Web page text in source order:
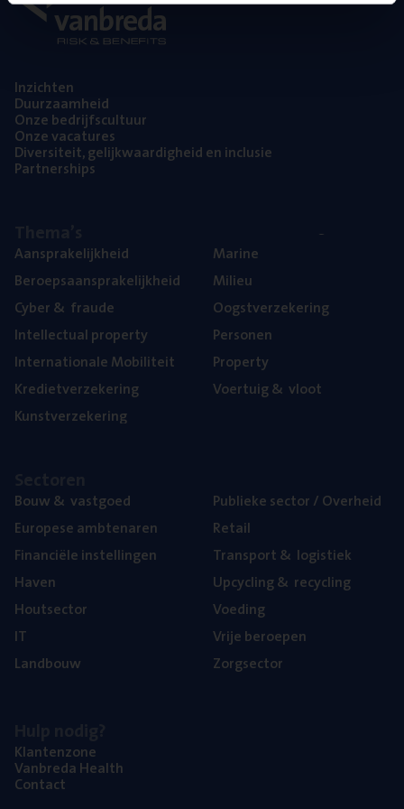
Inzich­ten
Duur­zaam­heid
Onze bedrijfs­cul­tuur
Onze vaca­tu­res
Diver­si­teit, gelijk­waar­dig­heid en inclusie
Part­ner­ships
Aan­spra­ke­lijk­heid
Beroeps­aan­spra­ke­lijk­heid
Cyber& fraude
Intel­lec­tu­al property
Inter­na­ti­o­na­le Mobiliteit
Kre­diet­ver­ze­ke­ring
Kunst­ver­ze­ke­ring
Mari­ne
Mili­eu
Oogst­ver­ze­ke­ring
Per­so­nen
Pro­per­ty
Voer­tuig& vloot
Bouw& vastgoed
Euro­pe­se ambtenaren
Finan­ci­ë­le instellingen
Haven
Hout­sec­tor
IT
Land­bouw
Publie­ke sec­tor / Overheid
Retail
Trans­port& logistiek
Upcy­cling& recycling
Voe­ding
Vrije beroe­pen
Zorg­sec­tor
Klan­ten­zo­ne
Van­b­re­da Health
Con­tact